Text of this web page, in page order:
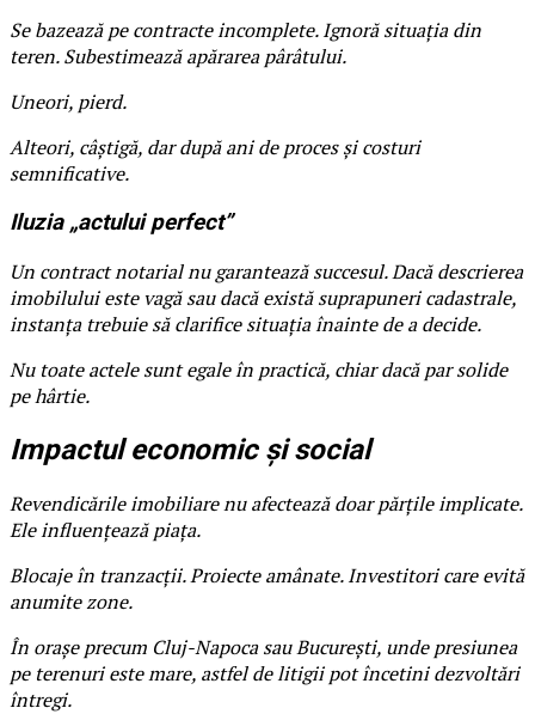
Se bazează pe contracte incomplete. Ignoră situația din
teren. Subestimează apărarea pârâtului.
Uneori, pierd.
Alteori, câștigă, dar după ani de proces și costuri
semnificative.
Iluzia „actului perfect”
Un contract notarial nu garantează succesul. Dacă descrierea
imobilului este vagă sau dacă există suprapuneri cadastrale,
instanța trebuie să clarifice situația înainte de a decide.
Nu toate actele sunt egale în practică, chiar dacă par solide
pe hârtie.
Impactul economic și social
Revendicările imobiliare nu afectează doar părțile implicate.
Ele influențează piața.
Blocaje în tranzacții. Proiecte amânate. Investitori care evită
anumite zone.
În orașe precum Cluj-Napoca sau București, unde presiunea
pe terenuri este mare, astfel de litigii pot încetini dezvoltări
întregi.